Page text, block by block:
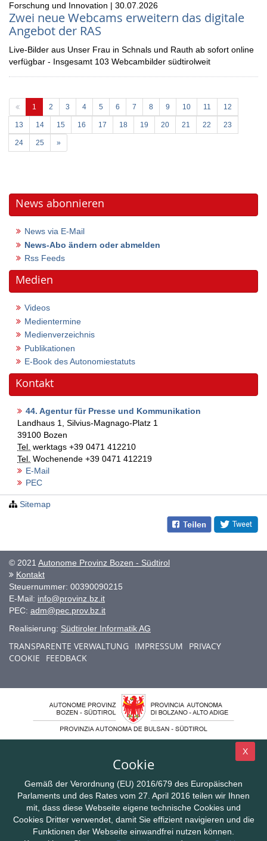
Forschung und Innovation | 30.07.2026
Zwei neue Webcams erweitern das digitale
Angebot der RAS
Live-Bilder aus Unser Frau in Schnals und Rauth ab sofort online
verfügbar - Insgesamt 103 Webcambilder südtirolweit
1 (current)
2 3 4 5 6 7 8 9 10 11 12
13 14 15 16 17 18 19 20 21 22 23
24 25 »
News abonnieren
News via E-Mail
News-Abo ändern oder abmelden
Rss Feeds
Medien
Videos
Medientermine
Medienverzeichnis
Publikationen
E-Book des Autonomiestatuts
Kontakt
44. Agentur für Presse und Kommunikation
Landhaus 1, Silvius-Magnago-Platz 1
39100 Bozen
Tel. werktags +39 0471 412210
Tel. Wochenende +39 0471 412219
E-Mail
PEC
Sitemap
© 2021 Autonome Provinz Bozen - Südtirol
Kontakt
Steuernummer: 00390090215
E-Mail: info@provinz.bz.it
PEC: adm@pec.prov.bz.it
Realisierung: Südtiroler Informatik AG
TRANSPARENTE VERWALTUNG IMPRESSUM
PRIVACY
COOKIE
FEEDBACK
X
Cookie
Gemäß der Verordnung (EU) 2016/679 des Europäischen
Parlaments und des Rates vom 27. April 2016 teilen wir Ihnen
mit, dass diese Webseite eigene technische Cookies und
Cookies Dritter verwendet, damit Sie effizient navigieren und die
Funktionen der Webseite einwandfrei nutzen können.